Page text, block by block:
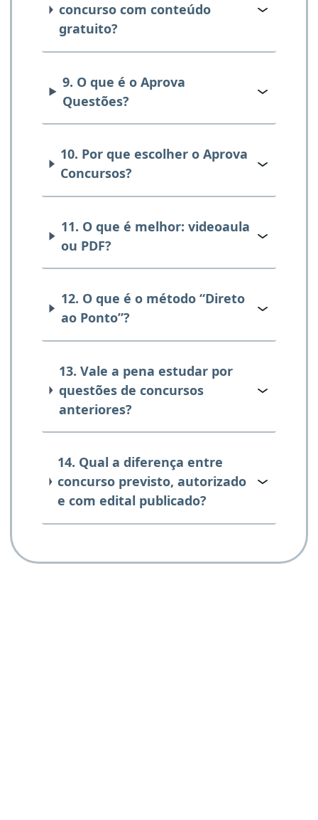
concurso com conteúdo
gratuito?
9. O que é o Aprova
Questões?
10. Por que escolher o Aprova
Concursos?
11. O que é melhor: videoaula
ou PDF?
12. O que é o método “Direto
ao Ponto”?
13. Vale a pena estudar por
questões de concursos
anteriores?
14. Qual a diferença entre
concurso previsto, autorizado
e com edital publicado?